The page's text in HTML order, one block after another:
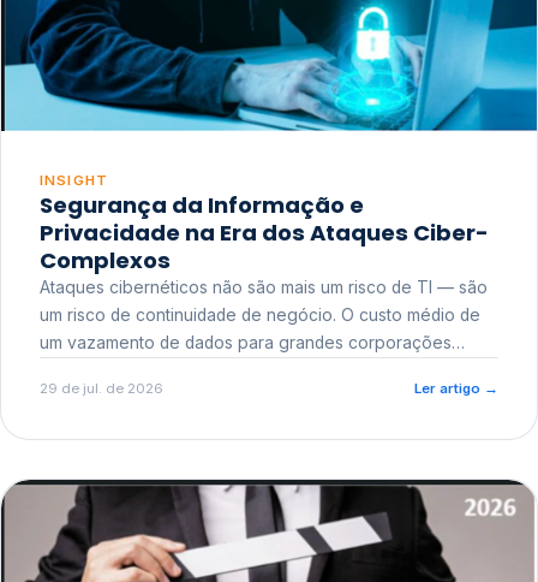
INSIGHT
Segurança da Informação e
Privacidade na Era dos Ataques Ciber-
Complexos
Ataques cibernéticos não são mais um risco de TI — são
um risco de continuidade de negócio. O custo médio de
um vazamento de dados para grandes corporações
reputacional e o risco regulatório junto a órgãos como a
29 de jul. de 2026 Ler artigo →